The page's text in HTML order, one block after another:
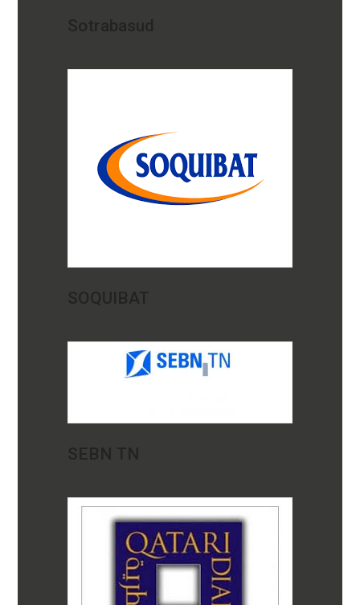
Sotrabasud
SOQUIBAT
SEBN TN